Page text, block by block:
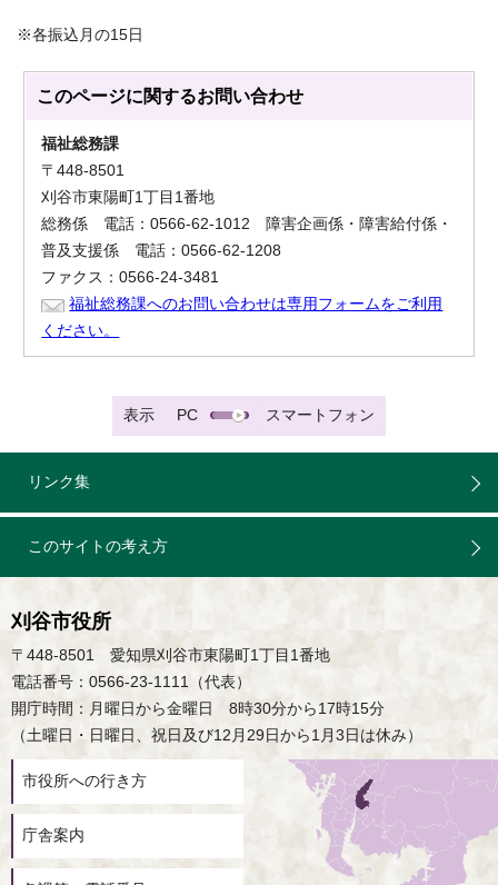
※各振込月の15日
このページに関するお問い合わせ
福祉総務課
〒448-8501
刈谷市東陽町1丁目1番地
総務係 電話：0566-62-1012 障害企画係・障害給付係・
普及支援係 電話：0566-62-1208
ファクス：0566-24-3481
福祉総務課へのお問い合わせは専用フォームをご利用
ください。
表示 PC スマートフォン
リンク集
このサイトの考え方
刈谷市役所
〒448-8501 愛知県刈谷市東陽町1丁目1番地
電話番号：0566-23-1111（代表）
開庁時間：月曜日から金曜日 8時30分から17時15分
（土曜日・日曜日、祝日及び12月29日から1月3日は休み）
市役所への行き方
庁舎案内